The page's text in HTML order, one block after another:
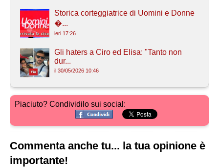
Storica corteggiatrice di Uomini e Donne
�...
ieri 17:26
Gli haters a Ciro ed Elisa: "Tanto non
dur...
il 30/05/2026 10:46
Piaciuto? Condividilo sui social:
Commenta anche tu... la tua opinione è
importante!